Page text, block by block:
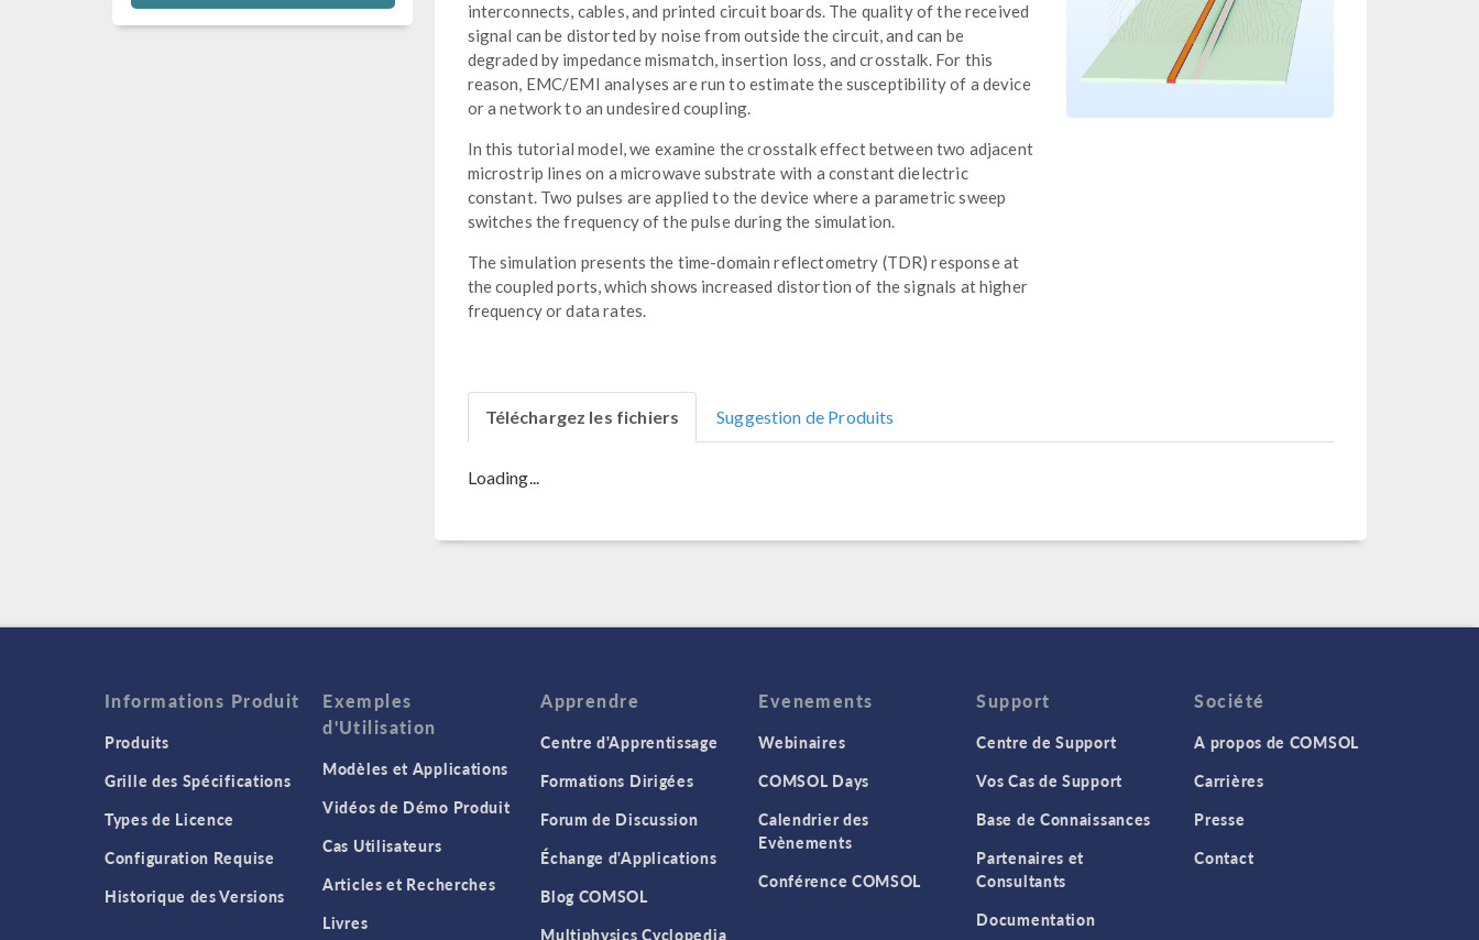
interconnects, cables, and printed circuit boards. The quality of the received
signal can be distorted by noise from outside the circuit, and can be
degraded by impedance mismatch, insertion loss, and crosstalk. For this
reason, EMC/EMI analyses are run to estimate the susceptibility of a device
or a network to an undesired coupling.
In this tutorial model, we examine the crosstalk effect between two adjacent
microstrip lines on a microwave substrate with a constant dielectric
constant. Two pulses are applied to the device where a parametric sweep
switches the frequency of the pulse during the simulation.
The simulation presents the time-domain reflectometry (TDR) response at
the coupled ports, which shows increased distortion of the signals at higher
frequency or data rates.
Téléchargez les fichiers Suggestion de Produits
Loading...
Informations Produit
Produits
Grille des Spécifications
Types de Licence
Configuration Requise
Historique des Versions
Exemples
d'Utilisation
Modèles et Applications
Vidéos de Démo Produit
Cas Utilisateurs
Articles et Recherches
Livres
Apprendre
Centre d'Apprentissage
Formations Dirigées
Forum de Discussion
Échange d'Applications
Blog COMSOL
Multiphysics Cyclopedia
Evenements
Webinaires
COMSOL Days
Calendrier des
Evènements
Conférence COMSOL
Support
Centre de Support
Vos Cas de Support
Base de Connaissances
Partenaires et
Consultants
Documentation
Société
A propos de COMSOL
Carrières
Presse
Contact